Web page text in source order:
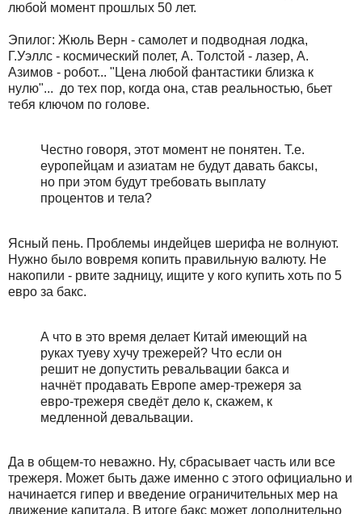
любой момент прошлых 50 лет.
Эпилог: Жюль Верн - самолет и подводная лодка,
Г.Уэллс - космический полет, А. Толстой - лазер, А.
Азимов - робот... "Цена любой фантастики близка к
нулю"... до тех пор, когда она, став реальностью, бьет
тебя ключом по голове.
Честно говоря, этот момент не понятен. Т.е.
еуропейцам и азиатам не будут давать баксы,
но при этом будут требовать выплату
процентов и тела?
Ясный пень. Проблемы индейцев шерифа не волнуют.
Нужно было вовремя копить правильную валюту. Не
накопили - рвите задницу, ищите у кого купить хоть по 5
евро за бакс.
А что в это время делает Китай имеющий на
руках туеву хучу трежерей? Что если он
решит не допустить ревальвации бакса и
начнёт продавать Европе амер-трежеря за
евро-трежеря сведёт дело к, скажем, к
медленной девальвации.
Да в общем-то неважно. Ну, сбрасывает часть или все
трежеря. Может быть даже именно с этого официально и
начинается гипер и введение ограничительных мер на
движение капитала. В итоге бакс может дополнительно